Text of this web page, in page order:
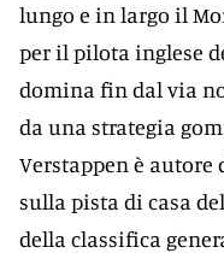
lungo e in largo il
per il pilota inglese
domina fin dal via
da una strategia
Verstappen è
sulla pista di casa
della classifica